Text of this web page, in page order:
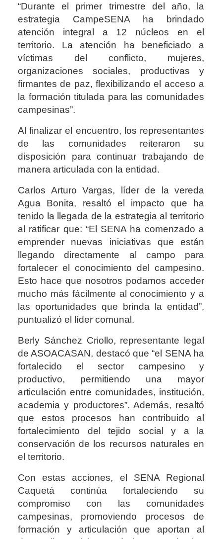
“Durante el primer trimestre del año, la
estrategia CampeSENA ha brindado
atención integral a 12 núcleos en el
territorio. La atención ha beneficiado a
víctimas del conflicto, mujeres,
organizaciones sociales, productivas y
firmantes de paz, flexibilizando el acceso a
la formación titulada para las comunidades
campesinas”.
Al finalizar el encuentro, los representantes
de las comunidades reiteraron su
disposición para continuar trabajando de
manera articulada con la entidad.
Carlos Arturo Vargas, líder de la vereda
Agua Bonita, resaltó el impacto que ha
tenido la llegada de la estrategia al territorio
al ratificar que: “El SENA ha comenzado a
emprender nuevas iniciativas que están
llegando directamente al campo para
fortalecer el conocimiento del campesino.
Esto hace que nosotros podamos acceder
mucho más fácilmente al conocimiento y a
las oportunidades que brinda la entidad”,
puntualizó el líder comunal.
Berly Sánchez Criollo, representante legal
de ASOACASAN, destacó que “el SENA ha
fortalecido el sector campesino y
productivo, permitiendo una mayor
articulación entre comunidades, institución,
academia y productores”. Además, resaltó
que estos procesos han contribuido al
fortalecimiento del tejido social y a la
conservación de los recursos naturales en
el territorio.
Con estas acciones, el SENA Regional
Caquetá continúa fortaleciendo su
compromiso con las comunidades
campesinas, promoviendo procesos de
formación y articulación que aportan al